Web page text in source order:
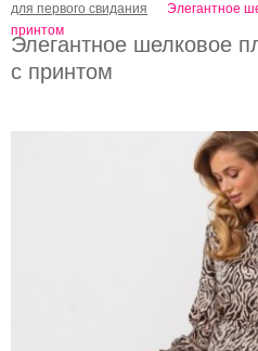
Элегантное шелковое
с принтом
для первого свидания
Элегантное
принтом